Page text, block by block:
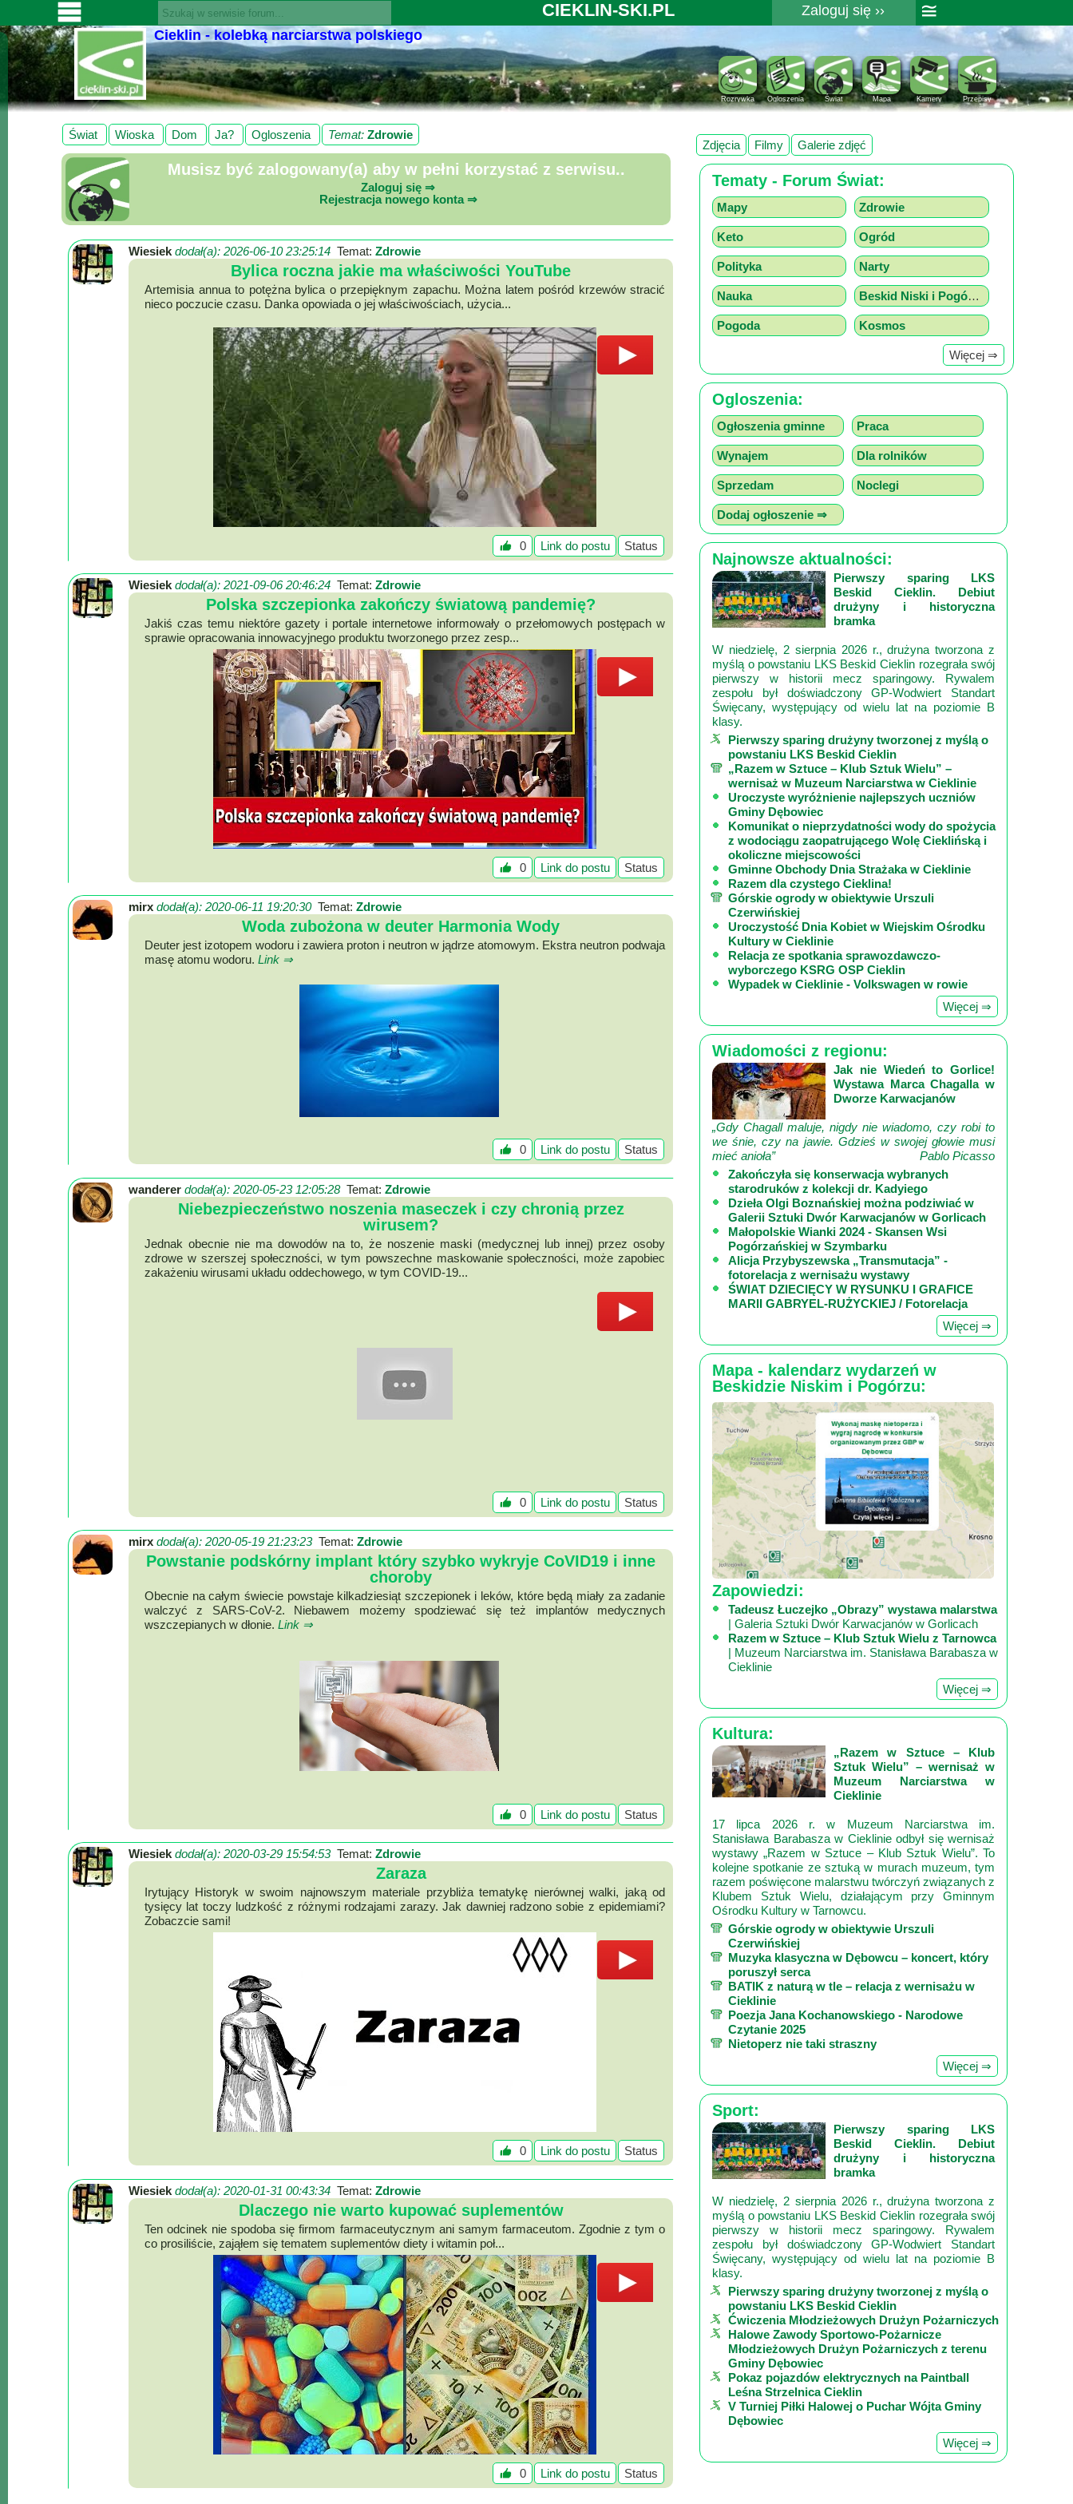
SERWISY
CIEKLIN-
SKI.PL
Wiadomości
Fotorelacja
wydarzeń...
CIEKLIN-SKI.PL
Zaloguj się ››
Rejestracja
Pomoc
≅
Cieklin - kolebką narciarstwa polskiego
Przepisy
Kamery
Mapa
Świat
Ogloszenia
Rozrywka
Świat Wioska Dom Ja? Ogloszenia Temat: Zdrowie
Musisz być zalogowany(a) aby w pełni korzystać z serwisu..
Zaloguj się ⇒
Rejestracja nowego konta ⇒
Wiesiek dodał(a): 2026-06-10 23:25:14 Temat: Zdrowie
Bylica roczna jakie ma właściwości YouTube
Artemisia annua to potężna bylica o przepięknym zapachu. Można latem pośród krzewów stracić
nieco poczucie czasu. Danka opowiada o jej właściwościach, użycia...
Status
Link do postu
0
Wiesiek dodał(a): 2021-09-06 20:46:24 Temat: Zdrowie
Polska szczepionka zakończy światową pandemię?
Jakiś czas temu niektóre gazety i portale internetowe informowały o przełomowych postępach w
sprawie opracowania innowacyjnego produktu tworzonego przez zesp...
Status
Link do postu
0
mirx dodał(a): 2020-06-11 19:20:30 Temat: Zdrowie
Woda zubożona w deuter Harmonia Wody
Deuter jest izotopem wodoru i zawiera proton i neutron w jądrze atomowym. Ekstra neutron podwaja
masę atomu wodoru. Link ⇒
Status
Link do postu
0
wanderer dodał(a): 2020-05-23 12:05:28 Temat: Zdrowie
Niebezpieczeństwo noszenia maseczek i czy chronią przez
wirusem?
Jednak obecnie nie ma dowodów na to, że noszenie maski (medycznej lub innej) przez osoby
zdrowe w szerszej społeczności, w tym powszechne maskowanie społeczności, może zapobiec
zakażeniu wirusami układu oddechowego, w tym COVID-19...
Status
Link do postu
0
mirx dodał(a): 2020-05-19 21:23:23 Temat: Zdrowie
Powstanie podskórny implant który szybko wykryje CoVID19 i inne
choroby
Obecnie na całym świecie powstaje kilkadziesiąt szczepionek i leków, które będą miały za zadanie
walczyć z SARS-CoV-2. Niebawem możemy spodziewać się też implantów medycznych
wszczepianych w dłonie. Link ⇒
Status
Link do postu
0
Wiesiek dodał(a): 2020-03-29 15:54:53 Temat: Zdrowie
Zaraza
Irytujący Historyk w swoim najnowszym materiale przybliża tematykę nierównej walki, jaką od
tysięcy lat toczy ludzkość z różnymi rodzajami zarazy. Jak dawniej radzono sobie z epidemiami?
Zobaczcie sami!
Status
Link do postu
0
Wiesiek dodał(a): 2020-01-31 00:43:34 Temat: Zdrowie
Dlaczego nie warto kupować suplementów
Ten odcinek nie spodoba się firmom farmaceutycznym ani samym farmaceutom. Zgodnie z tym o
co prosiliście, zająłem się tematem suplementów diety i witamin poł...
Status
Link do postu
0
Zdjęcia Filmy Galerie zdjęć
Tematy - Forum Świat:
Mapy Zdrowie
Keto Ogród
Polityka Narty
Nauka Beskid Niski i Pogórze z drona
Pogoda Kosmos
Więcej ⇒
Ogloszenia:
Ogłoszenia gminne Praca
Wynajem Dla rolników
Sprzedam Noclegi
Dodaj ogłoszenie ⇒
Najnowsze aktualności:
Pierwszy sparing LKS
Beskid Cieklin. Debiut
drużyny i historyczna
bramka
W niedzielę, 2 sierpnia 2026 r., drużyna tworzona z
myślą o powstaniu LKS Beskid Cieklin rozegrała swój
pierwszy w historii mecz sparingowy. Rywalem
zespołu był doświadczony GP‑Wodwiert Standart
Święcany, występujący od wielu lat na poziomie B
klasy.
Pierwszy sparing drużyny tworzonej z myślą o
powstaniu LKS Beskid Cieklin
„Razem w Sztuce – Klub Sztuk Wielu” –
wernisaż w Muzeum Narciarstwa w Cieklinie
Uroczyste wyróżnienie najlepszych uczniów
Gminy Dębowiec
Komunikat o nieprzydatności wody do spożycia
z wodociągu zaopatrującego Wolę Cieklińską i
okoliczne miejscowości
Gminne Obchody Dnia Strażaka w Cieklinie
Razem dla czystego Cieklina!
Górskie ogrody w obiektywie Urszuli
Czerwińskiej
Uroczystość Dnia Kobiet w Wiejskim Ośrodku
Kultury w Cieklinie
Relacja ze spotkania sprawozdawczo-
wyborczego KSRG OSP Cieklin
Wypadek w Cieklinie - Volkswagen w rowie
Więcej ⇒
Wiadomości z regionu:
Jak nie Wiedeń to Gorlice!
Wystawa Marca Chagalla w
Dworze Karwacjanów
„Gdy Chagall maluje, nigdy nie wiadomo, czy robi to
we śnie, czy na jawie. Gdzieś w swojej głowie musi
mieć anioła”
Pablo Picasso
Zakończyła się konserwacja wybranych
starodruków z kolekcji dr. Kadyiego
Dzieła Olgi Boznańskiej można podziwiać w
Galerii Sztuki Dwór Karwacjanów w Gorlicach
Małopolskie Wianki 2024 - Skansen Wsi
Pogórzańskiej w Szymbarku
Alicja Przybyszewska „Transmutacja” -
fotorelacja z wernisażu wystawy
ŚWIAT DZIECIĘCY W RYSUNKU I GRAFICE
MARII GABRYEL-RUŻYCKIEJ / Fotorelacja
Więcej ⇒
Mapa - kalendarz wydarzeń w
Beskidzie Niskim i Pogórzu:
Zapowiedzi:
Tadeusz Łuczejko „Obrazy” wystawa malarstwa
| Galeria Sztuki Dwór Karwacjanów w Gorlicach
Razem w Sztuce – Klub Sztuk Wielu z Tarnowca
| Muzeum Narciarstwa im. Stanisława Barabasza w
Cieklinie
Więcej ⇒
Kultura:
„Razem w Sztuce – Klub
Sztuk Wielu” – wernisaż w
Muzeum Narciarstwa w
Cieklinie
17 lipca 2026 r. w Muzeum Narciarstwa im.
Stanisława Barabasza w Cieklinie odbył się wernisaż
wystawy „Razem w Sztuce – Klub Sztuk Wielu”. To
kolejne spotkanie ze sztuką w murach muzeum, tym
razem poświęcone malarstwu twórczyń związanych z
Klubem Sztuk Wielu, działającym przy Gminnym
Ośrodku Kultury w Tarnowcu.
Górskie ogrody w obiektywie Urszuli
Czerwińskiej
Muzyka klasyczna w Dębowcu – koncert, który
poruszył serca
BATIK z naturą w tle – relacja z wernisażu w
Cieklinie
Poezja Jana Kochanowskiego - Narodowe
Czytanie 2025
Nietoperz nie taki straszny
Więcej ⇒
Sport:
Pierwszy sparing LKS
Beskid Cieklin. Debiut
drużyny i historyczna
bramka
W niedzielę, 2 sierpnia 2026 r., drużyna tworzona z
myślą o powstaniu LKS Beskid Cieklin rozegrała swój
pierwszy w historii mecz sparingowy. Rywalem
zespołu był doświadczony GP‑Wodwiert Standart
Święcany, występujący od wielu lat na poziomie B
klasy.
Pierwszy sparing drużyny tworzonej z myślą o
powstaniu LKS Beskid Cieklin
Ćwiczenia Młodzieżowych Drużyn Pożarniczych
Halowe Zawody Sportowo-Pożarnicze
Młodzieżowych Drużyn Pożarniczych z terenu
Gminy Dębowiec
Pokaz pojazdów elektrycznych na Paintball
Leśna Strzelnica Cieklin
V Turniej Piłki Halowej o Puchar Wójta Gminy
Dębowiec
Więcej ⇒